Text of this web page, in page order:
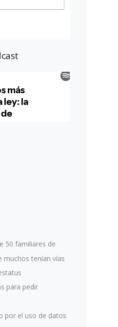
50 familiares de
muchos tenían vías
para pedir
por el uso de datos